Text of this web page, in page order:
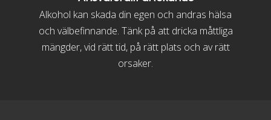
Alkohol kan skada din egen och andras hälsa
och välbefinnande. Tänk på att dricka måttliga
mängder, vid rätt tid, på rätt plats och av rätt
orsaker.